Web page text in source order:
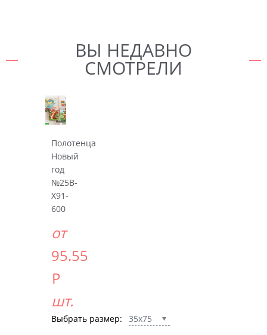
ВЫ НЕДАВНО
СМОТРЕЛИ
Полотенца
Новый
год
№25B-
X91-
600
от
95.55
Р
шт.
Выбрать размер:
35x75